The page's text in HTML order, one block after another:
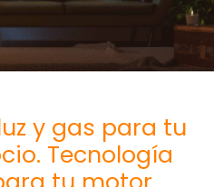
y gas para tu
Tecnología